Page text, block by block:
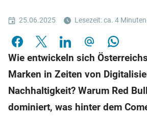
25.06.2025 Lesezeit: ca. 4 Minuten
Wie entwickeln sich
Marken in Zeiten von
Nachhaltigkeit? Warum Red
dominiert, was hinter dem